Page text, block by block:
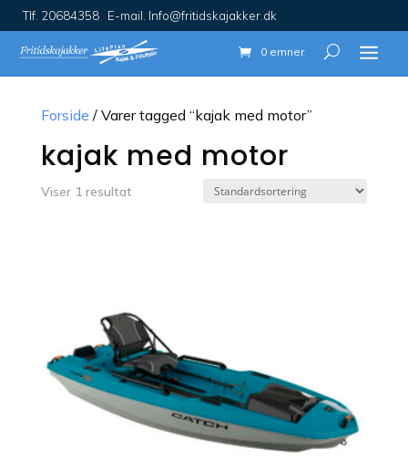
Tlf. 20684358 E-mail. Info@fritidskajakker.dk
0 emner
Forside / Varer tagged “kajak med motor”
kajak med motor
Viser 1 resultat